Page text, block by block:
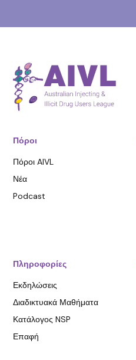
Πόροι
Πόροι AIVL
Νέα
Podcast
Πληροφορίες
Εκδηλώσεις
Διαδικτυακά Μαθήματα
Κατάλογος NSP
Επαφή